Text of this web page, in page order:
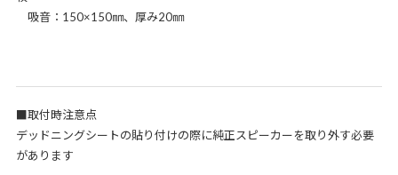
吸音：150×150㎜、厚み20㎜
■取付時注意点
デッドニングシートの貼り付けの際に純正スピーカーを取り外す必要
があります